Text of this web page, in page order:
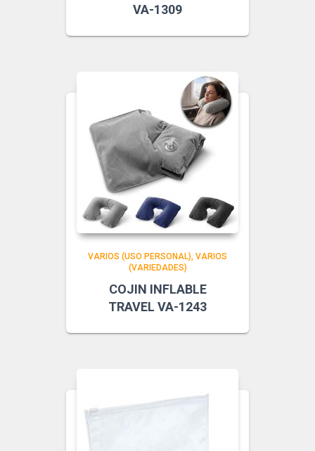
VA-1309
VARIOS (USO PERSONAL) VARIOS
(VARIEDADES)
COJIN INFLABLE
TRAVEL VA-1243